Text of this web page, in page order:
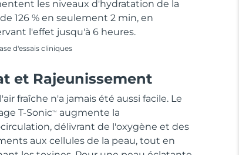
les niveaux d'hydratation de la
126 % en seulement 2 min, en
l'effet jusqu'à 6 heures.
d'essais cliniques
et Rajeunissement
fraîche n'a jamais été aussi facile. Le
T-SonicTM
augmente la
délivrant de l'oxygène et des
aux cellules de la peau, tout en